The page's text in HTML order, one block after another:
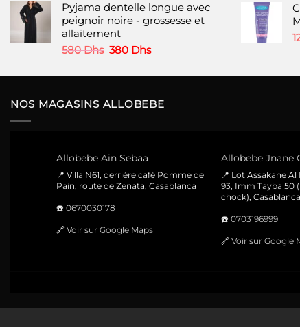
initial
était :
220 Dhs.
actuel
est :
Pyjama dentelle longue avec
peignoir noire - grossesse et
allaitement
580Dhs Le
initial
580 Dhs.
380 DhsLe
actuel
380 Dhs.
NOS MAGASINS ALLOBEBE
Allobebe Ain Sebaa
📍 Villa N61, derrière café Pomme de
Pain, route de Zenata, Casablanca
☎️ 0670030178
🔗 Voir sur Google Maps
Allobebe Jnane
📍 Lot Assakane
93, Imm Tayba 50
chock), Casablanca
☎️ 0703196999
🔗 Voir sur Google